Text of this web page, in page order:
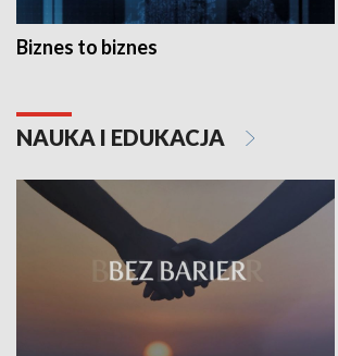
Biznes to biznes
NAUKA I EDUKACJA